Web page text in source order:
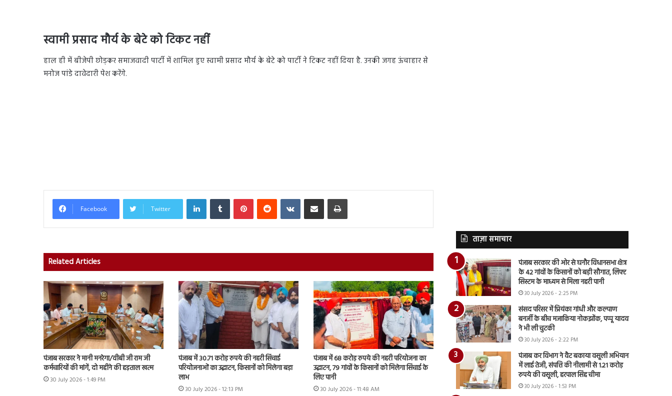
स्वामी प्रसाद मौर्य के बेटे को टिकट नहीं
हाल ही में बीजेपी छोड़कर समाजवादी पार्टी में शामिल हुए स्वामी प्रसाद मौर्य के बेटे को पार्टी ने टिकट नहीं दिया है. उनकी जगह ऊंचाहार से
मनोज पांडे दावेदारी पेश करेंगे.
Facebook Twitter
LinkedInTumblr PinterestReddit VKontakteShare via Email Print
Related Articles
पंजाब सरकार ने मानी मनरेगा/वीबी जी राम जी
कर्मचारियों की मांगें, दो महीने की हड़ताल खत्म
30 July 2026 - 1:49 PM
पंजाब में 30.71 करोड़ रुपये की नहरी सिंचाई
परियोजनाओं का उद्घाटन, किसानों को मिलेगा बड़ा
लाभ
30 July 2026 - 12:13 PM
पंजाब में 68 करोड़ रुपये की नहरी परियोजना का
उद्घाटन, 79 गांवों के किसानों को मिलेगा सिंचाई के
लिए पानी
30 July 2026 - 11:48 AM
ताज़ा समाचार
पंजाब सरकार की ओर से घनौर विधानसभा क्षेत्र
के 42 गांवों के किसानों को बड़ी सौगात, लिफ्ट
सिस्टम के माध्यम से मिला नहरी पानी
30 July 2026 - 2:25 PM
संसद परिसर में प्रियंका गांधी और कल्याण
बनर्जी के बीच मजाकिया नोकझोंक, पप्पू यादव
ने भी ली चुटकी
30 July 2026 - 2:22 PM
पंजाब कर विभाग ने वैट बकाया वसूली अभियान
में लाई तेजी, संपत्ति की नीलामी से 1.21 करोड़
रुपये की वसूली, हरपाल सिंह चीमा
30 July 2026 - 1:53 PM